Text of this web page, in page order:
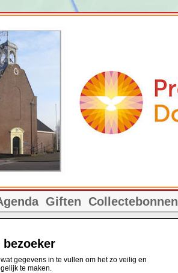
Giften Collectebonnen
bezoeker
gegevens in te vullen om het zo veilig en
te maken.